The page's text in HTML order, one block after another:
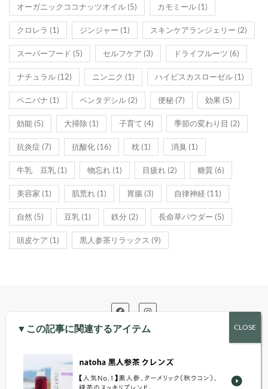
オーガニックココナッツオイル (5) カモミール (1)
クロレラ (1) ジンジャー (1) スキンケアランジェリー (2)
スーパーフード (5) セルフケア (3) ドライフルーツ (6)
ナチュラル (12) ニンニク (1) ハイビスカスローゼル (1)
ベニバナ (1) ペンタデシル (2) 便秘 (7) 効果 (5)
効能 (5) 大掃除 (1) 子育て (4) 季節の変わり目 (2)
抗炎症 (7) 抗酸化 (16) 枕 (1) 消臭 (1)
牛乳 豆乳 (1) 物忘れ (1) 目疲れ (2) 糖質 (6)
美容家 (1) 肌荒れ (1) 胃腸 (3) 自律神経 (11)
自然 (5) 豆乳 (1) 鉄分 (2) 長命草パウダー (5)
頭皮ケア (1) 黒人参茶リラックス (9)
特定商取引法に基づく表記
プライバシーポリシー
お問い合わせ
▼この記事に関連するアイテム